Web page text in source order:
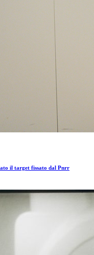
il target fissato dal Pnrr